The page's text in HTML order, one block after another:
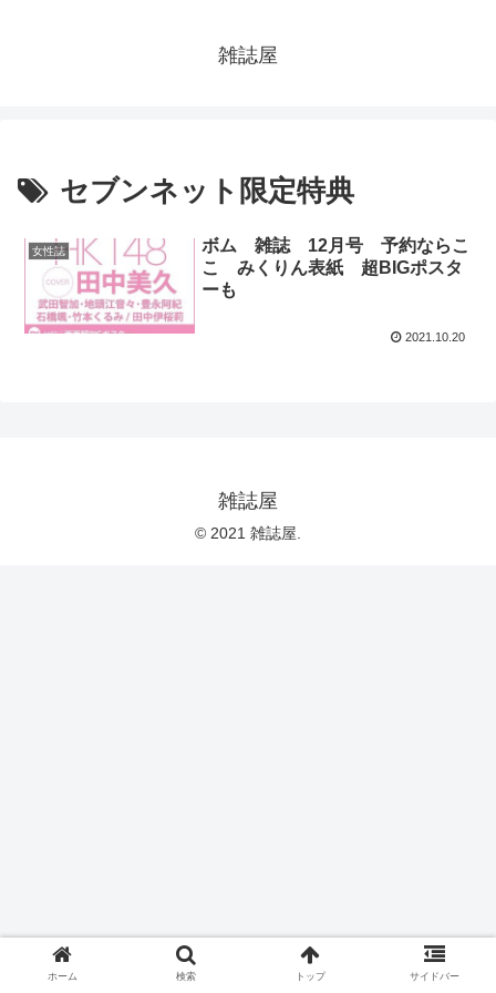
雑誌屋
セブンネット限定特典
女性誌
ボム 雑誌 12月号 予約ならこ
こ みくりん表紙 超BIGポスタ
ーも
2021.10.20
雑誌屋
© 2021 雑誌屋.
ホーム 検索 トップ サイドバー